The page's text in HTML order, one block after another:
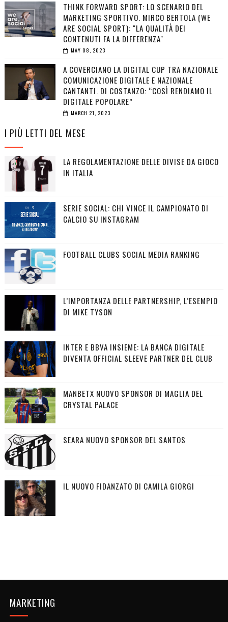
THINK FORWARD SPORT: LO SCENARIO DEL
MARKETING SPORTIVO. MIRCO BERTOLA (WE
ARE SOCIAL SPORT): "LA QUALITÀ DEI
CONTENUTI FA LA DIFFERENZA"
MAY 08, 2023
A COVERCIANO LA DIGITAL CUP TRA NAZIONALE
COMUNICAZIONE DIGITALE E NAZIONALE
CANTANTI. DI COSTANZO: “COSÌ RENDIAMO IL
DIGITALE POPOLARE”
MARCH 21, 2023
I PIÙ LETTI DEL MESE
LA REGOLAMENTAZIONE DELLE DIVISE DA GIOCO
IN ITALIA
SERIE SOCIAL: CHI VINCE IL CAMPIONATO DI
CALCIO SU INSTAGRAM
FOOTBALL CLUBS SOCIAL MEDIA RANKING
L’IMPORTANZA DELLE PARTNERSHIP, L’ESEMPIO
DI MIKE TYSON
INTER E BBVA INSIEME: LA BANCA DIGITALE
DIVENTA OFFICIAL SLEEVE PARTNER DEL CLUB
MANBETX NUOVO SPONSOR DI MAGLIA DEL
CRYSTAL PALACE
SEARA NUOVO SPONSOR DEL SANTOS
IL NUOVO FIDANZATO DI CAMILA GIORGI
MARKETING